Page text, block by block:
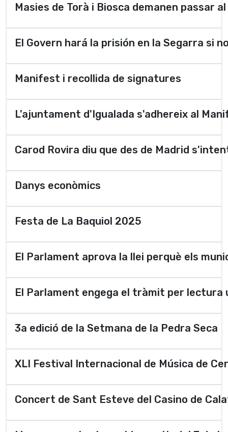
Masies de Torà i Biosca demanen passar
El Govern hará la prisión en la Segarra si
Manifest i recollida de signatures
L'ajuntament d'Igualada s'adhereix al
Carod Rovira diu que des de Madrid
Danys econòmics
Festa de La Baquiol 2025
El Parlament aprova la llei perquè els
El Parlament engega el tràmit per lectura
3a edició de la Setmana de la Pedra Seca
XLI Festival Internacional de Música de
Concert de Sant Esteve del Casino de